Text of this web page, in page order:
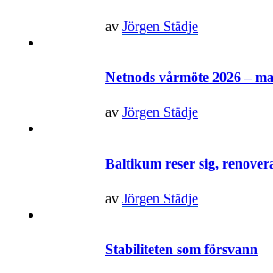
av Jörgen Städje
Netnods vårmöte 2026 –
av Jörgen Städje
Baltikum reser sig,
av Jörgen Städje
Stabiliteten som försvann